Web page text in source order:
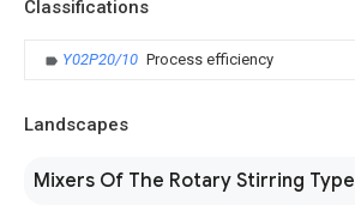
Classifications
Y02P20/10 Process efficiency
Landscapes
Mixers Of The Rotary Stirring Type